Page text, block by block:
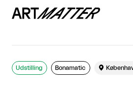
Udstilling Bonamatic 